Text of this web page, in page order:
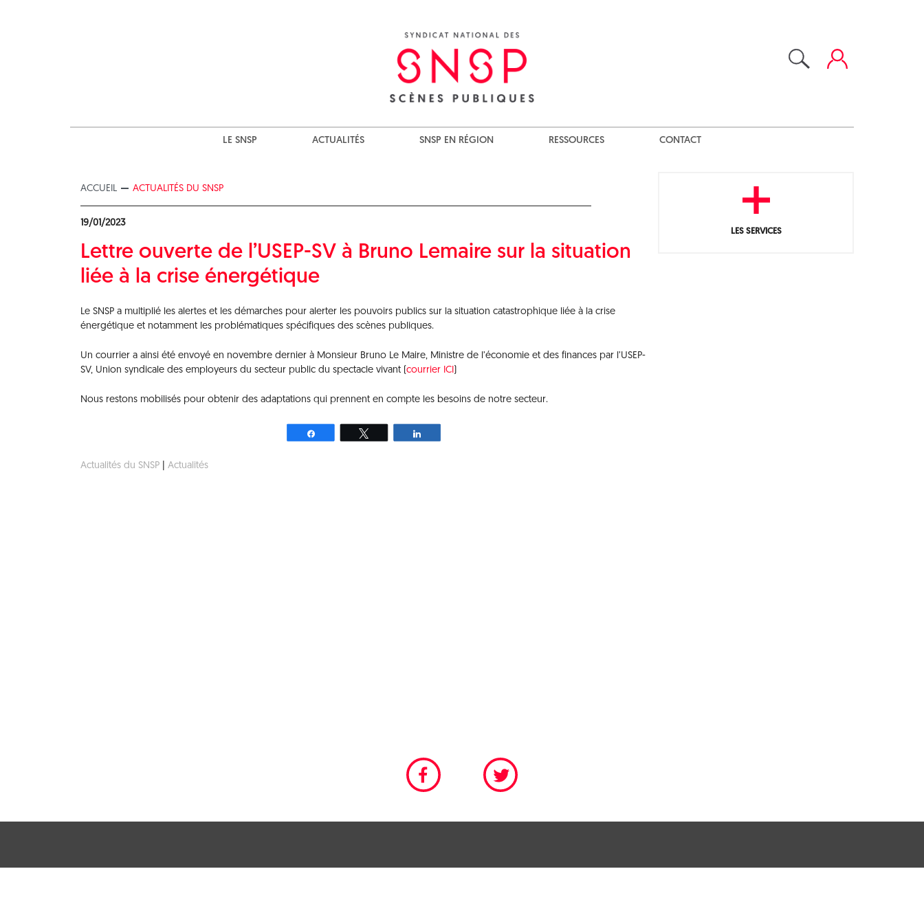
LE SNSP ACTUALITÉS SNSP EN RÉGION RESSOURCES CONTACT
ACCUEIL ACTUALITÉS DU SNSP
19/01/2023
Lettre ouverte de l’USEP-SV à Bruno Lemaire sur la situation
liée à la crise énergétique
Le SNSP a multiplié les alertes et les démarches pour alerter les pouvoirs publics sur la situation catastrophique liée à la crise
énergétique et notamment les problématiques spécifiques des scènes publiques.
Un courrier a ainsi été envoyé en novembre dernier à Monsieur Bruno Le Maire, Ministre de l’économie et des finances par l’USEP-
SV, Union syndicale des employeurs du secteur public du spectacle vivant ( courrier ICI
Nous restons mobilisés pour obtenir des adaptations qui prennent en compte les besoins de notre secteur.
Actualités du SNSP Actualités
LES SERVICES